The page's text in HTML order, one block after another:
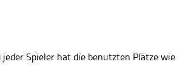
jeder Spieler hat die benutzten Plätze wie